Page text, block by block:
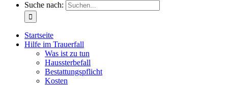
Suche nach:
Startseite
Hilfe im Trauerfall
Was ist zu tun
Haussterbefall
Bestattungspflicht
Kosten